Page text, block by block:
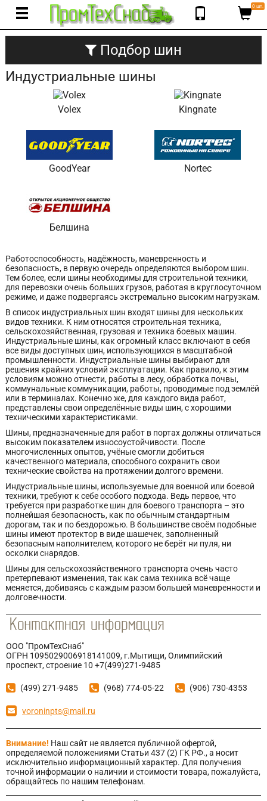
0 шт.
Подбор шин
Индустриальные шины
Volex Kingnate
GoodYear Nortec
Белшина
Работоспособность, надёжность, маневренность и
безопасность, в первую очередь определяются выбором шин.
Тем более, если шины необходимы для строительной техники,
для перевозки очень больших грузов, работая в круглосуточном
режиме, и даже подвергаясь экстремально высоким нагрузкам.
В список индустриальных шин входят шины для нескольких
видов техники. К ним относятся строительная техника,
сельскохозяйственная, грузовая и техника боевых машин.
Индустриальные шины, как огромный класс включают в себя
все виды доступных шин, использующихся в масштабной
промышленности. Индустриальные шины выбирают для
решения крайних условий эксплуатации. Как правило, к этим
условиям можно отнести, работы в лесу, обработка почвы,
коммунальные коммуникации, работы, проводимые под землёй
или в терминалах. Конечно же, для каждого вида работ,
представлены свои определённые виды шин, с хорошими
техническими характеристиками.
Шины, предназначенные для работ в портах должны отличаться
высоким показателем износоустойчивости. После
многочисленных опытов, учёные смогли добиться
качественного материала, способного сохранить свои
технические свойства на протяжении долгого времени.
Индустриальные шины, используемые для военной или боевой
техники, требуют к себе особого подхода. Ведь первое, что
требуется при разработке шин для боевого транспорта – это
полнейшая безопасность, как по обычным стандартным
дорогам, так и по бездорожью. В большинстве своём подобные
шины имеют протектор в виде шашечек, заполненный
безопасным наполнителем, которого не берёт ни пуля, ни
осколки снарядов.
Шины для сельскохозяйственного транспорта очень часто
претерпевают изменения, так как сама техника всё чаще
меняется, добиваясь с каждым разом большей маневренности и
долговечности.
ООО "ПромТехСнаб"
ОГРН 1095029006918141009, г.Мытищи, Олимпийский
проспект, строение 10 +7(499)271-9485
(499) 271-9485 (968) 774-05-22 (906) 730-4353
voroninpts@mail.ru
Внимание! Наш сайт не является публичной офертой,
определяемой положениями Статьи 437 (2) ГК РФ., а носит
исключительно информационный характер. Для получения
точной информации о наличии и стоимости товара, пожалуйста,
обращайтесь по нашим телефонам.